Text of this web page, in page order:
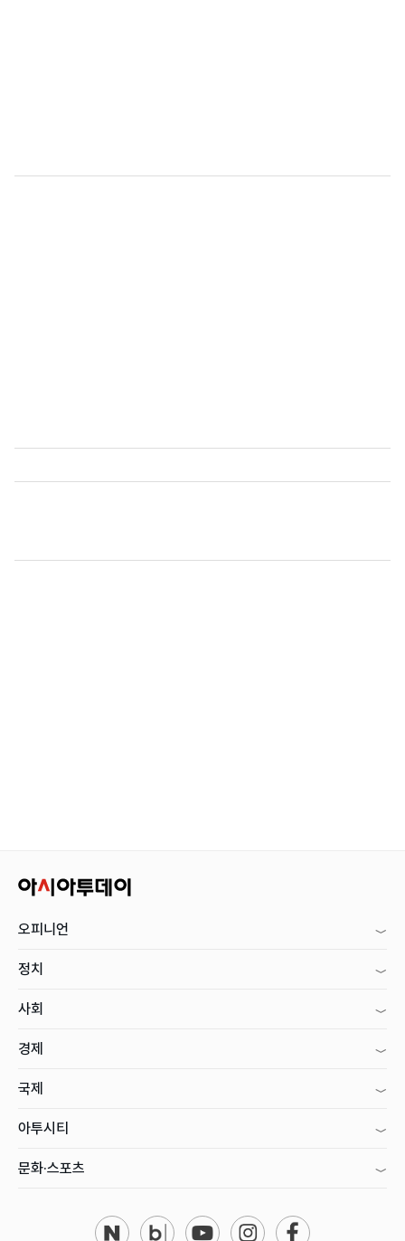
오피니언
정치
사회
경제
국제
아투시티
문화·스포츠